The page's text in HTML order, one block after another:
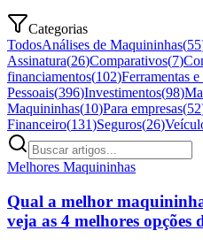
Categorias
TodosAnálises de Maquininhas(55
Assinatura(26)Comparativos(7)
financiamentos(102)Ferramentas
Pessoais(396)Investimentos(98)
Maquininhas(10)Para empresas(52
Financeiro(131)Seguros(26)
Melhores Maquininhas
Qual a melhor
veja as 4 melhores opções